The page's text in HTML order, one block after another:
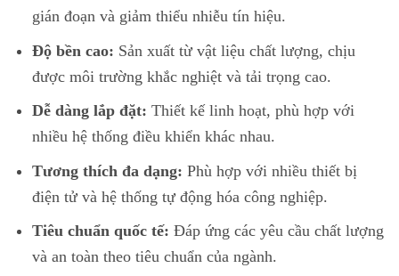
gián đoạn và giảm thiểu nhiễu tín hiệu.
Độ bền cao: Sản xuất từ vật liệu chất lượng, chịu
được môi trường khắc nghiệt và tải trọng cao.
Dễ dàng lắp đặt: Thiết kế linh hoạt, phù hợp với
nhiều hệ thống điều khiển khác nhau.
Tương thích đa dạng: Phù hợp với nhiều thiết bị
điện tử và hệ thống tự động hóa công nghiệp.
Tiêu chuẩn quốc tế: Đáp ứng các yêu cầu chất lượng
và an toàn theo tiêu chuẩn của ngành.